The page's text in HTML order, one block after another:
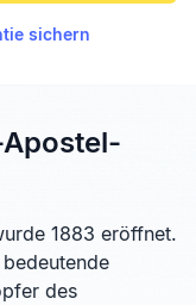
sichern
1883 eröffnet.
des